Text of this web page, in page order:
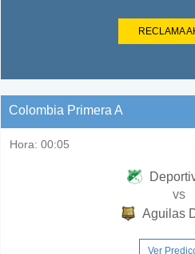
RECLAMA
Colombia Primera A
Hora: 00:05
vs
Aguilas
Ver